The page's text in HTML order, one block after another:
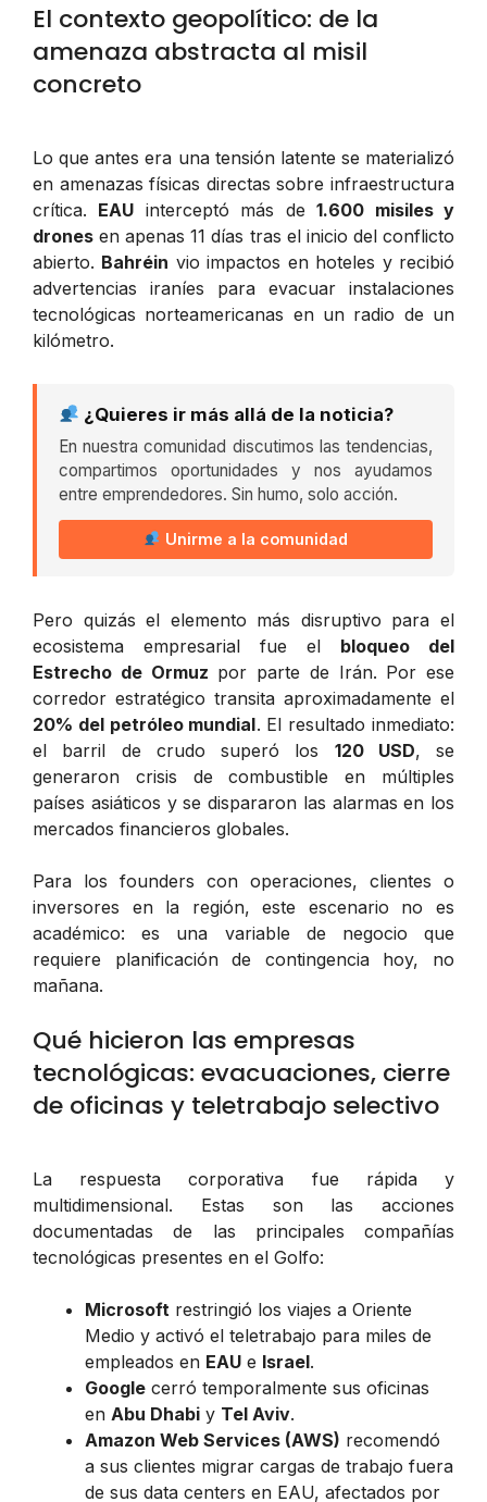
El contexto geopolítico: de la
amenaza abstracta al misil
concreto
Lo que antes era una tensión latente se materializó
en amenazas físicas directas sobre infraestructura
crítica. EAU interceptó más de1.600 misiles y
drones en apenas 11 días tras el inicio del conflicto
abierto. Bahréin vio impactos en hoteles y recibió
advertencias iraníes para evacuar instalaciones
tecnológicas norteamericanas en un radio de un
kilómetro.
¿Quieres ir más allá de la noticia?
En nuestra comunidad discutimos las tendencias,
compartimos oportunidades y nos ayudamos
entre emprendedores. Sin humo, solo acción.
Unirme a la comunidad
Pero quizás el elemento más disruptivo para el
ecosistema empresarial fue el bloqueo del
Estrecho de Ormuz por parte de Irán. Por ese
corredor estratégico transita aproximadamente el
20% del petróleo mundial. El resultado inmediato:
el barril de crudo superó los 120 USD, se
generaron crisis de combustible en múltiples
países asiáticos y se dispararon las alarmas en los
mercados financieros globales.
Para los founders con operaciones, clientes o
inversores en la región, este escenario no es
académico: es una variable de negocio que
requiere planificación de contingencia hoy, no
mañana.
Qué hicieron las empresas
tecnológicas: evacuaciones, cierre
de oficinas y teletrabajo selectivo
La respuesta corporativa fue rápida y
multidimensional. Estas son las acciones
documentadas de las principales compañías
tecnológicas presentes en el Golfo:
Microsoft restringió los viajes a Oriente
Medio y activó el teletrabajo para miles de
empleados en EAU e Israel.
Google cerró temporalmente sus oficinas
en Abu Dhabi y Tel Aviv.
Amazon Web Services (AWS) recomendó
a sus clientes migrar cargas de trabajo fuera
de sus data centers en EAU, afectados por